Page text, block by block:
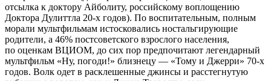
отсылка к доктору Айболиту, российскому воплощению
Доктора Дулиттла 20-х годов). По воспитательным, полным
морали мультфильмам истосковались ностальгирующие
родители, а 46% постсоветского взрослого населения,
по оценкам ВЦИОМ, до сих пор предпочитают легендарный
мультфильм «Ну, погоди!» близнецу — «Тому и Джерри» 70-х
годов. Волк одет в расклешенные джинсы и расстегнутую